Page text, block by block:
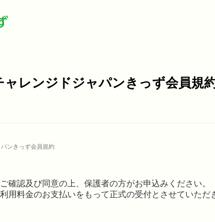
ャレンジドジャパンきっず会員規
ンきっず会員規約
確認及び同意の上、保護者の方がお申込みください。
用料金のお支払いをもって正式の受付とさせていただ